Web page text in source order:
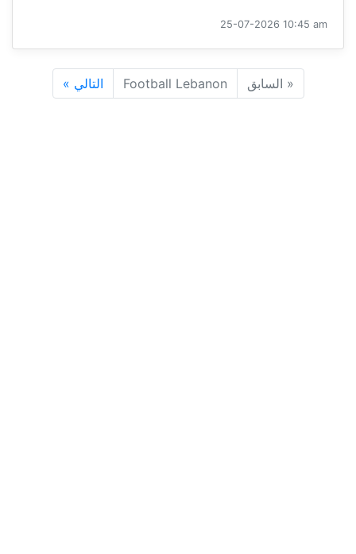
25-07-2026 10:45 am
« السابق Football Lebanon التالي »